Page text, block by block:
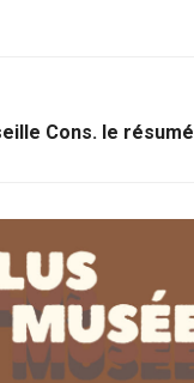
Cons. le résumé